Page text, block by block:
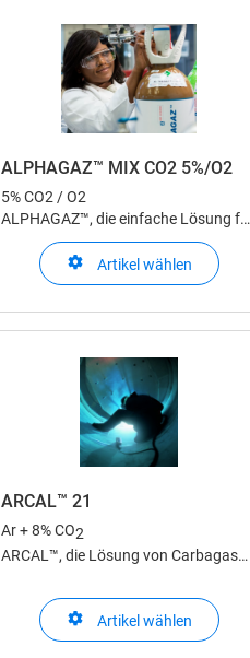
ALPHAGAZ™ MIX CO2 5%/O2
5% CO2 / O2
ALPHAGAZ™, die einfache Lösung für
Ihre Analysezwecke - ALPHAGAZ™ 2
erfüllt höchste Ansprüche bei
Analysen im Bereich von ppm bis ppb
Artikel wählen
ARCAL™ 21
Ar + 8% CO2
ARCAL™, die Lösung von Carbagas
Lichtbogenschweissen
Artikel wählen